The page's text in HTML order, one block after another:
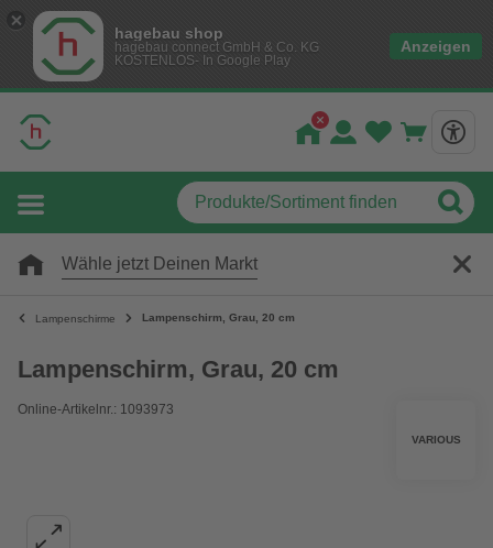
hagebau shop
hagebau connect GmbH & Co. KG
KOSTENLOS- In Google Play
Anzeigen
Wähle jetzt Deinen Markt
Lampenschirme Lampenschirm, Grau, 20 cm
Lampenschirm, Grau, 20 cm
Online-Artikelnr.: 1093973
VARIOUS